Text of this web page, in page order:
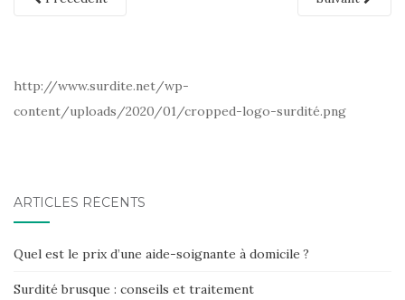
http://www.surdite.net/wp-
content/uploads/2020/01/cropped-logo-surdité.png
ARTICLES RÉCENTS
Quel est le prix d’une aide-soignante à domicile ?
Surdité brusque : conseils et traitement